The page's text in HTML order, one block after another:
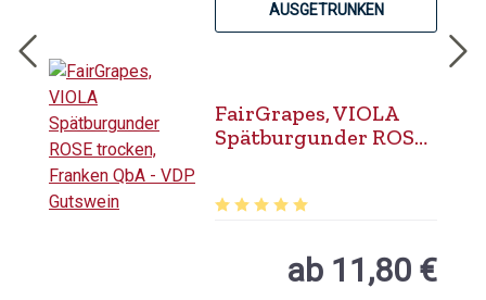
AUSGETRUNKEN
FairGrapes, VIOLA
Spätburgunder ROSE
ab 11,80 €